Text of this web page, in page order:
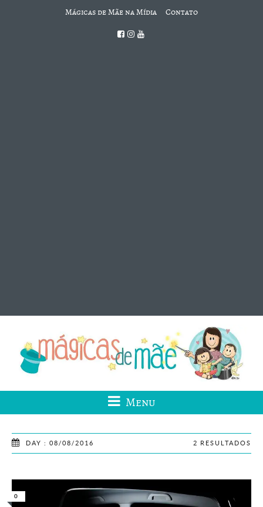
Mágicas de Mãe na Mídia Contato
Menu
DAY : 08/08/2016 2 RESULTADOS
0